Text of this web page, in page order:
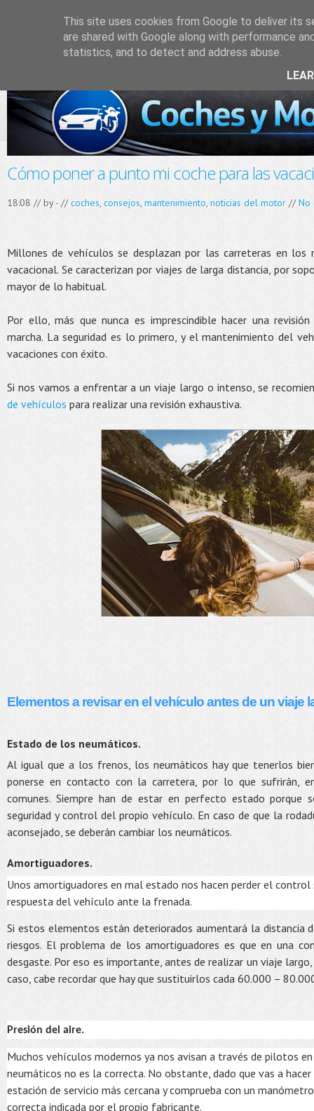
Cómo poner a punto mi coche para las
18:08 // by- //coches, consejos, mantenimiento, noticias del motor //No
Millones de vehículos se desplazan por las carreteras en los
vacacional. Se caracterizan por viajes de larga distancia, por
mayor de lo habitual.
Por ello, más que nunca es imprescindible hacer una
marcha. La seguridad es lo primero, y el mantenimiento del
vacaciones con éxito.
Si nos vamos a enfrentar a un viaje largo o intenso, se
de vehículos para realizar una revisión exhaustiva.
Elementos a revisar en el vehículo antes de un viaje
Estado de los neumáticos.
Al igual que a los frenos, los neumáticos hay que tenerlos
ponerse en contacto con la carretera, por lo que sufrirán,
comunes. Siempre han de estar en perfecto estado porque
seguridad y control del propio vehículo. En caso de que la
aconsejado, se deberán cambiar los neumáticos.
Amortiguadores.
Unos amortiguadores en mal estado nos hacen perder el control
respuesta del vehículo ante la frenada.
Si estos elementos están deteriorados aumentará la distancia
riesgos. El problema de los amortiguadores es que en una
desgaste. Por eso es importante, antes de realizar un viaje
caso, cabe recordar que hay que sustituirlos cada 60.000 –
Presión del aire.
Muchos vehículos modernos ya nos avisan a través de pilotos
neumáticos no es la correcta. No obstante, dado que vas a
estación de servicio más cercana y comprueba con un
correcta indicada por el propio fabricante.
This site uses cookies from Google to deliver its
are shared with Google along with performance
statistics, and to detect and address abuse.